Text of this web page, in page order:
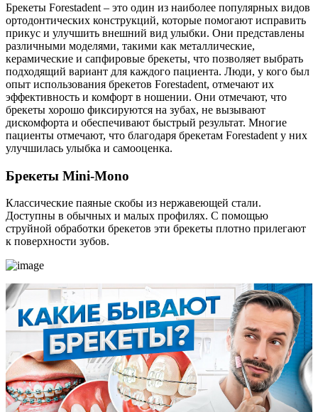
Брекеты Forestadent – это один из наиболее популярных видов
ортодонтических конструкций, которые помогают исправить
прикус и улучшить внешний вид улыбки. Они представлены
различными моделями, такими как металлические,
керамические и сапфировые брекеты, что позволяет выбрать
подходящий вариант для каждого пациента. Люди, у кого был
опыт использования брекетов Forestadent, отмечают их
эффективность и комфорт в ношении. Они отмечают, что
брекеты хорошо фиксируются на зубах, не вызывают
дискомфорта и обеспечивают быстрый результат. Многие
пациенты отмечают, что благодаря брекетам Forestadent у них
улучшилась улыбка и самооценка.
Брекеты Mini-Mono
Классические паяные скобы из нержавеющей стали.
Доступны в обычных и малых профилях. С помощью
струйной обработки брекетов эти брекеты плотно прилегают
к поверхности зубов.